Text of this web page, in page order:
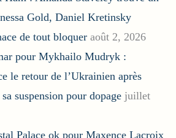
Gold, Daniel Kretinsky
de tout bloquer août 2, 2026
pour Mykhailo Mudryk :
le retour de l’Ukrainien après
suspension pour dopage juillet
Palace ok pour Maxence Lacroix